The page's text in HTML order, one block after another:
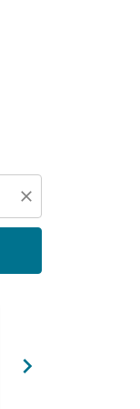
close
chevron_right